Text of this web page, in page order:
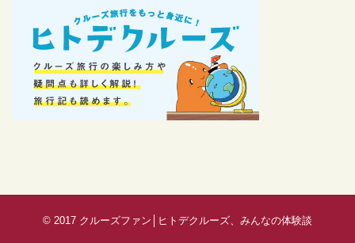
© 2017 クルーズファン│ヒトデクルーズ、みんなの体験談